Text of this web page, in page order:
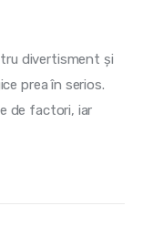
divertisment și
prea în serios.
de factori, iar